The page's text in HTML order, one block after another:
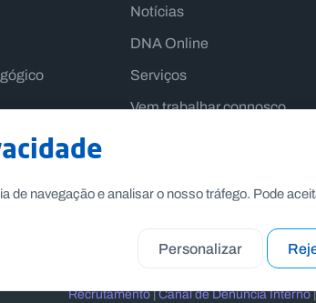
Notícias
DNA Online
Serviços
Vem trabalhar connosco
Recrutamento|Canal de Denúncia Interno
de navegação e analisar o nosso tráfego. Pode
Personalizar